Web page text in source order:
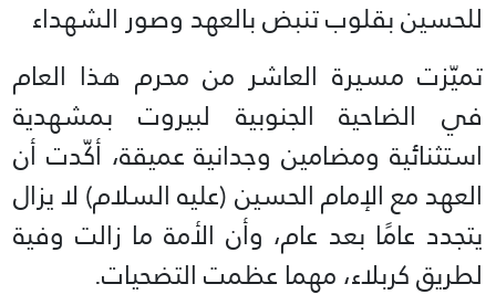
للحسين بقلوب تنبض بالعهد وصور الشهداء
تميّزت مسيرة العاشر من محرم هذا العام
في الضاحية الجنوبية لبيروت بمشهدية
استثنائية ومضامين وجدانية عميقة، أكّدت أن
العهد مع الإمام الحسين (عليه السلام) لا يزال
يتجدد عامًا بعد عام، وأن الأمة ما زالت وفية
لطريق كربلاء، مهما عظمت التضحيات.